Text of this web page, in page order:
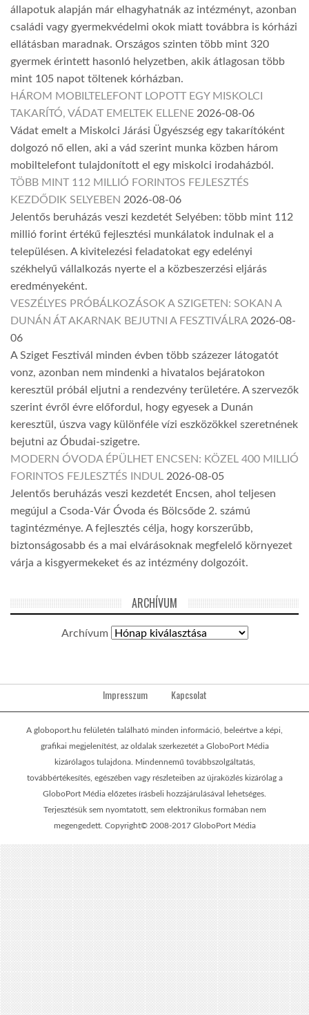
állapotuk alapján már elhagyhatnák az intézményt, azonban
családi vagy gyermekvédelmi okok miatt továbbra is kórházi
ellátásban maradnak. Országos szinten több mint 320
gyermek érintett hasonló helyzetben, akik átlagosan több
mint 105 napot töltenek kórházban.
HÁROM MOBILTELEFONT LOPOTT EGY MISKOLCI
TAKARÍTÓ, VÁDAT EMELTEK ELLENE 2026-08-06
Vádat emelt a Miskolci Járási Ügyészség egy takarítóként
dolgozó nő ellen, aki a vád szerint munka közben három
mobiltelefont tulajdonított el egy miskolci irodaházból.
TÖBB MINT 112 MILLIÓ FORINTOS FEJLESZTÉS
KEZDŐDIK SELYEBEN 2026-08-06
Jelentős beruházás veszi kezdetét Selyében: több mint 112
millió forint értékű fejlesztési munkálatok indulnak el a
településen. A kivitelezési feladatokat egy edelényi
székhelyű vállalkozás nyerte el a közbeszerzési eljárás
eredményeként.
VESZÉLYES PRÓBÁLKOZÁSOK A SZIGETEN: SOKAN A
DUNÁN ÁT AKARNAK BEJUTNI A FESZTIVÁLRA 2026-08-
06
A Sziget Fesztivál minden évben több százezer látogatót
vonz, azonban nem mindenki a hivatalos bejáratokon
keresztül próbál eljutni a rendezvény területére. A szervezők
szerint évről évre előfordul, hogy egyesek a Dunán
keresztül, úszva vagy különféle vízi eszközökkel szeretnének
bejutni az Óbudai-szigetre.
MODERN ÓVODA ÉPÜLHET ENCSEN: KÖZEL 400 MILLIÓ
FORINTOS FEJLESZTÉS INDUL 2026-08-05
Jelentős beruházás veszi kezdetét Encsen, ahol teljesen
megújul a Csoda-Vár Óvoda és Bölcsőde 2. számú
tagintézménye. A fejlesztés célja, hogy korszerűbb,
biztonságosabb és a mai elvárásoknak megfelelő környezet
várja a kisgyermekeket és az intézmény dolgozóit.
ARCHÍVUM
Archívum
Impresszum Kapcsolat
A globoport.hu felületén található minden információ, beleértve a képi,
grafikai megjelenítést, az oldalak szerkezetét a GloboPort Média
kizárólagos tulajdona. Mindennemű továbbszolgáltatás,
továbbértékesítés, egészében vagy részleteiben az újraközlés kizárólag a
GloboPort Média előzetes írásbeli hozzájárulásával lehetséges.
Terjesztésük sem nyomtatott, sem elektronikus formában nem
megengedett. Copyright© 2008-2017 GloboPort Média